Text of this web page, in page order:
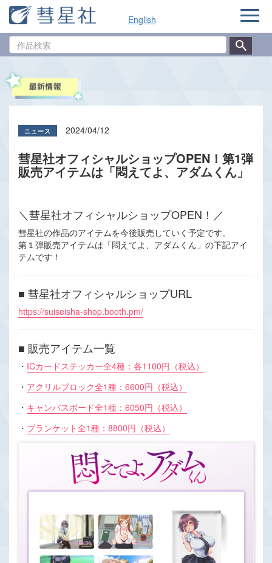
English
品
ナ
ゲ
2024/04/12
彗星社オフィシャルショップOPEN！第1弾
販売アイテムは「悶えてよ、アダムくん」
＼彗星社オフィシャルショップOPEN！／
彗星社の作品のアイテムを今後販売していく予定です。
第１弾販売アイテムは「悶えてよ、アダムくん」の下記アイ
テムです！
■ 彗星社オフィシャルショップURL
https://suiseisha-shop.booth.pm/
■ 販売アイテム一覧
・ ICカードステッカー全4種：各1100円（税込）
・ アクリルブロック全1種：6600円（税込）
・ キャンバスボード全1種：6050円（税込）
・ ブランケット全1種：8800円（税込）